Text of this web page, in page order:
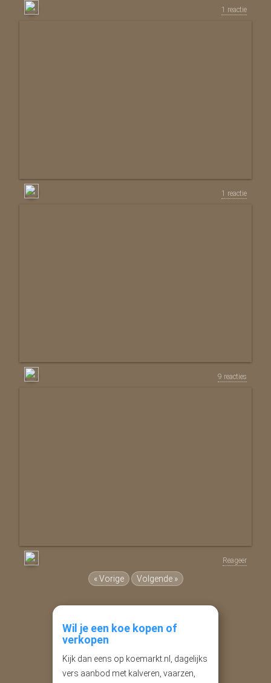
1 reactie
1 reactie
9 reacties
Reageer
« Vorige Volgende »
Wil je een koe kopen of
verkopen
Kijk dan eens op koemarkt.nl, dagelijks
vers aanbod met kalveren, vaarzen,